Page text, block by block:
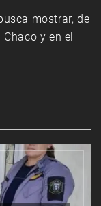
mostrar, de
y en el